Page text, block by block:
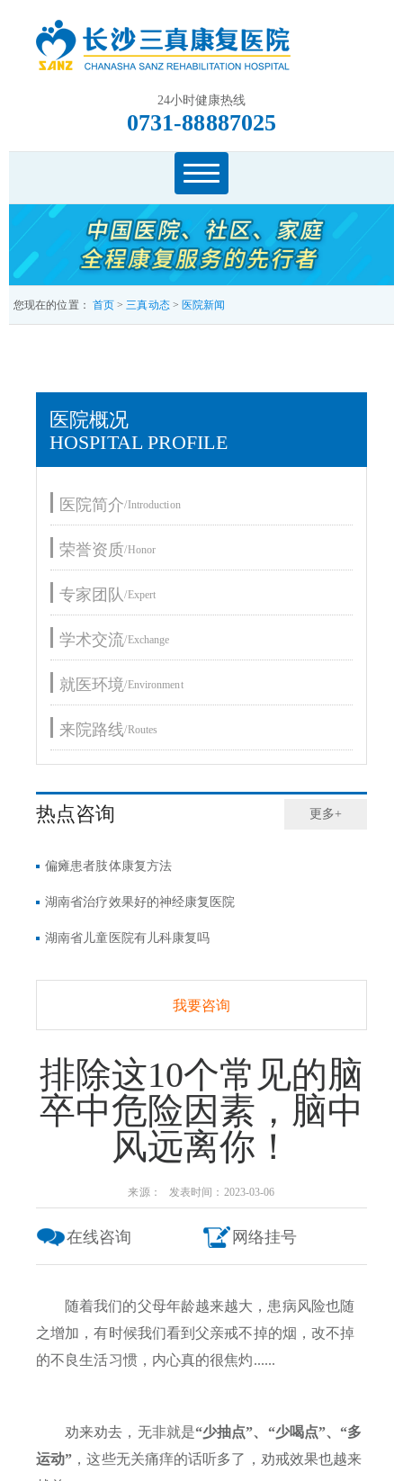
24小时健康热线
0731-88887025
您现在的位置： 首页 >三真动态> 医院新闻
医院概况
HOSPITAL PROFILE
医院简介/Introduction
荣誉资质/Honor
专家团队/Expert
学术交流/Exchange
就医环境/Environment
来院路线/Routes
热点咨询 更多+
偏瘫患者肢体康复方法
湖南省治疗效果好的神经康复医院
湖南省儿童医院有儿科康复吗
我要咨询
排除这10个常见的脑
卒中危险因素，脑中
风远离你！
来源： 发表时间：2023-03-06
在线咨询 网络挂号
随着我们的父母年龄越来越大，患病风险也随
之增加，有时候我们看到父亲戒不掉的烟，改不掉
的不良生活习惯，内心真的很焦灼......
劝来劝去，无非就是“少抽点”、“少喝点”、“多
运动” ，这些无关痛痒的话听多了，劝戒效果也越来